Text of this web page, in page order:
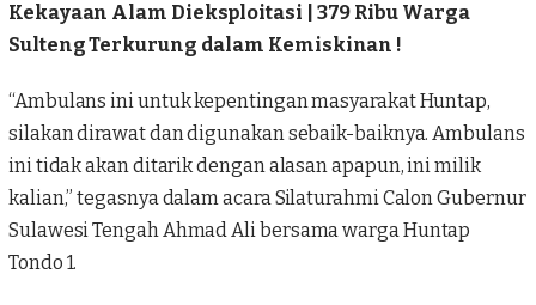
Kekayaan Alam Dieksploitasi | 379 Ribu Warga
Sulteng Terkurung dalam Kemiskinan !
“Ambulans ini untuk kepentingan masyarakat Huntap,
silakan dirawat dan digunakan sebaik-baiknya. Ambulans
ini tidak akan ditarik dengan alasan apapun, ini milik
kalian,” tegasnya dalam acara Silaturahmi Calon Gubernur
Sulawesi Tengah Ahmad Ali bersama warga Huntap
Tondo 1.